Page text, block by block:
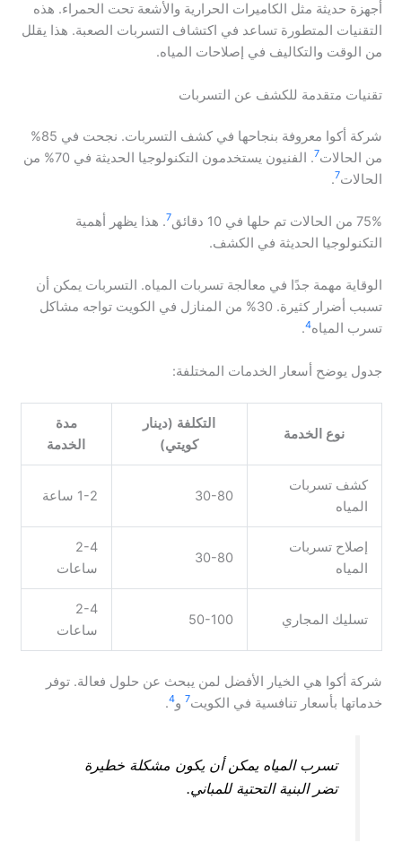
أجهزة حديثة مثل الكاميرات الحرارية والأشعة تحت الحمراء. هذه
التقنيات المتطورة تساعد في اكتشاف التسربات الصعبة. هذا يقلل
من الوقت والتكاليف في إصلاحات المياه.
تقنيات متقدمة للكشف عن التسربات
شركة أكوا معروفة بنجاحها في كشف التسربات. نجحت في 85%
من الحالات7
. الفنيون يستخدمون التكنولوجيا الحديثة في 70% من
الحالات7
.
75% من الحالات تم حلها في 10 دقائق 7. هذا يظهر أهمية
التكنولوجيا الحديثة في الكشف.
الوقاية مهمة جدًا في معالجة تسربات المياه. التسربات يمكن أن
تسبب أضرار كثيرة. 30% من المنازل في الكويت تواجه مشاكل
تسرب المياه4
.
جدول يوضح أسعار الخدمات المختلفة:
نوع الخدمة
التكلفة (دينار
كويتي)
مدة
الخدمة
كشف تسربات
المياه
30-80 1-2 ساعة
إصلاح تسربات
المياه
30-80
2-4
ساعات
تسليك المجاري 50-100
2-4
ساعات
شركة أكوا هي الخيار الأفضل لمن يبحث عن حلول فعالة. توفر
خدماتها بأسعار تنافسية في الكويت7 و4
.
تسرب المياه يمكن أن يكون مشكلة خطيرة
تضر البنية التحتية للمباني.